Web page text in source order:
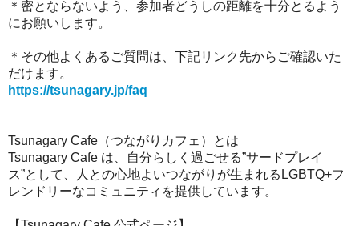
＊密とならないよう、参加者どうしの距離を十分とるよう
にお願いします。
＊その他よくあるご質問は、下記リンク先からご確認いた
だけます。
https://tsunagary.jp/faq
Tsunagary Cafe（つながりカフェ）とは
Tsunagary Cafe は、自分らしく過ごせる”サードプレイ
ス”として、人との心地よいつながりが生まれるLGBTQ+フ
レンドリーなコミュニティを提供しています。